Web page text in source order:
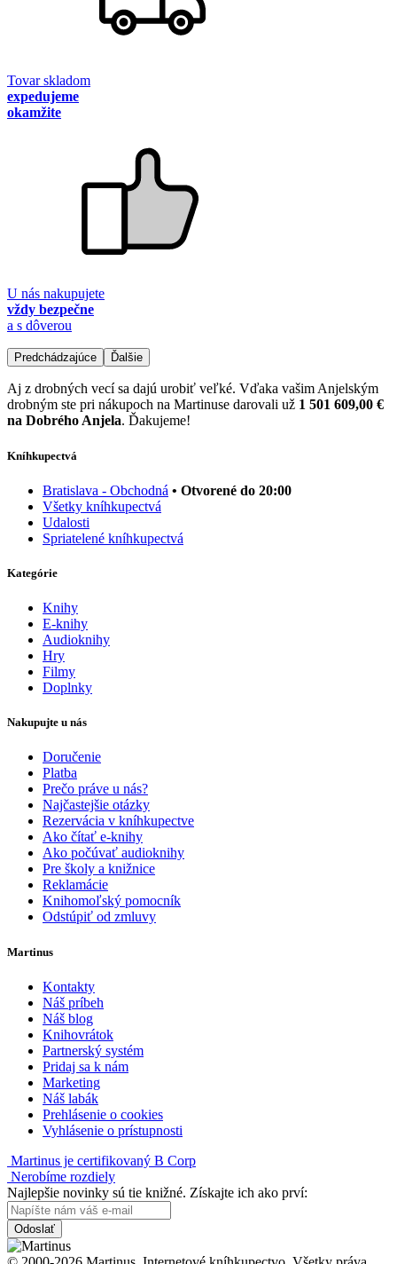
Tovar skladom
expedujeme
okamžite
U nás nakupujete
vždy bezpečne
a s dôverou
Predchádzajúce Ďalšie
Aj z drobných vecí sa dajú urobiť veľké. Vďaka vašim Anjelským
drobným ste pri nákupoch na Martinuse darovali už 1 501 609,00 €
na Dobrého Anjela. Ďakujeme!
Kníhkupectvá
Bratislava - Obchodná • Otvorené do 20:00
Všetky kníhkupectvá
Udalosti
Spriatelené kníhkupectvá
Kategórie
Knihy
E-knihy
Audioknihy
Hry
Filmy
Doplnky
Nakupujte u nás
Doručenie
Platba
Prečo práve u nás?
Najčastejšie otázky
Rezervácia v kníhkupectve
Ako čítať e-knihy
Ako počúvať audioknihy
Pre školy a knižnice
Reklamácie
Knihomoľský pomocník
Odstúpiť od zmluvy
Martinus
Kontakty
Náš príbeh
Náš blog
Knihovrátok
Partnerský systém
Pridaj sa k nám
Marketing
Náš labák
Prehlásenie o cookies
Vyhlásenie o prístupnosti
Martinus je certifikovaný B Corp
Nerobíme rozdiely
Najlepšie novinky sú tie knižné. Získajte ich ako prví:
Odoslať